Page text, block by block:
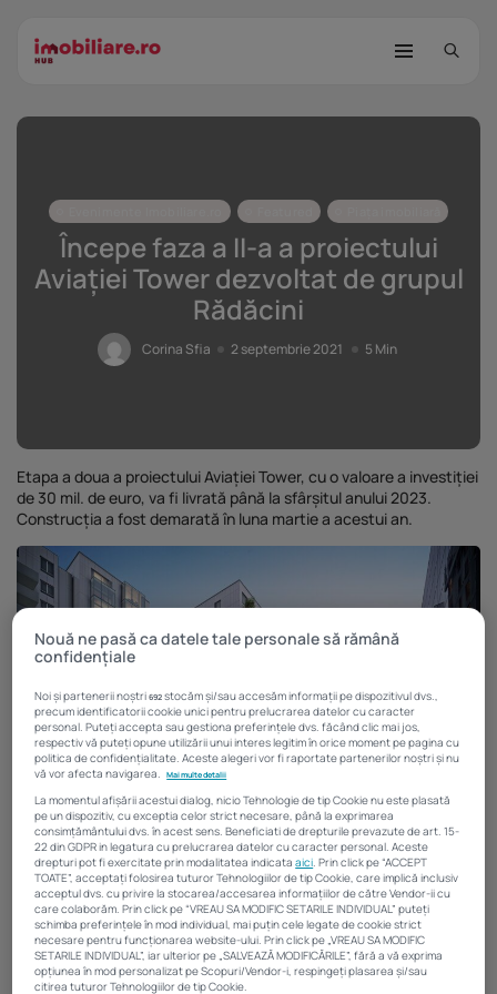
STUDIU Imobiliare.ro: Câtă încredere
mai...
25 noiembrie 2025 8 Min
25 noiembrie 2025 9 Min
Investiții imobiliare de peste 425...
Începe faza a II-a a proiectului
Aviației Tower dezvoltat de grupul
Rădăcini
Corina Sfia 2 septembrie 2021 5 Min
Etapa a doua a proiectului Aviației Tower, cu o valoare a investiției
de 30 mil. de euro, va fi livrată până la sfârșitul anului 2023.
Construcția a fost demarată în luna martie a acestui an.
Aviatiei Tower
Grupul Rădăcini Estate anunță începerea celei de-a doua etape a
doua a proiectului Aviației Tower, ansamblu rezidențial dezvoltat
în partea de Nord a Bucureștiului, în zona Aviației, pe Bd. Dimitrie
Pompeiu. Valoarea investiției se ridică la 30 mil. de euro, iar
proiectul cuprinde 148 de apartamente premium care ar urma să
Nouă ne pasă ca datele tale personale să rămână
confidențiale
Noi și partenerii noștri692 stocăm și/sau accesăm informații pe dispozitivul dvs.,
precum identificatorii cookie unici pentru prelucrarea datelor cu caracter
personal. Puteți accepta sau gestiona preferințele dvs. făcând clic mai jos,
respectiv vă puteți opune utilizării unui interes legitim în orice moment pe pagina cu
politica de confidențialitate. Aceste alegeri vor fi raportate partenerilor noștri și nu
vă vor afecta navigarea.
Mai multe detalii
La momentul afișării acestui dialog, nicio Tehnologie de tip Cookie nu este plasată
pe un dispozitiv, cu exceptia celor strict necesare, până la exprimarea
consimțământului dvs. în acest sens. Beneficiati de drepturile prevazute de art. 15-
22 din GDPR in legatura cu prelucrarea datelor cu caracter personal. Aceste
drepturi pot fi exercitate prin modalitatea indicataaici. Prin click pe “ACCEPT
TOATE”, acceptați folosirea tuturor Tehnologiilor de tip Cookie, care implică inclusiv
acceptul dvs. cu privire la stocarea/accesarea informațiilor de către Vendor-ii cu
care colaborăm. Prin click pe “VREAU SA MODIFIC SETARILE INDIVIDUAL” puteți
schimba preferințele în mod individual, mai puțin cele legate de cookie strict
necesare pentru funcționarea website-ului. Prin click pe „VREAU SA MODIFIC
SETARILE INDIVIDUAL”, iar ulterior pe „SALVEAZĂ MODIFICĂRILE”, fără a vă exprima
opțiunea în mod personalizat pe Scopuri/Vendor-i, respingeți plasarea și/sau
citirea tuturor Tehnologiilor de tip Cookie.